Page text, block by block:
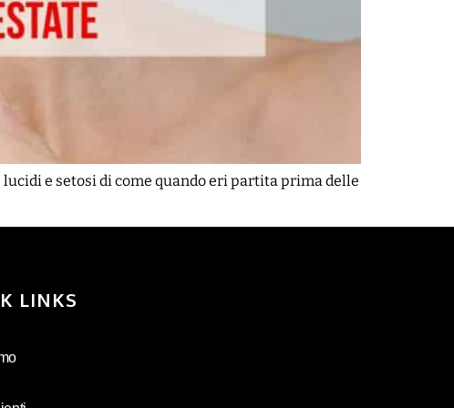
e setosi di come quando eri partita prima delle
LINKS